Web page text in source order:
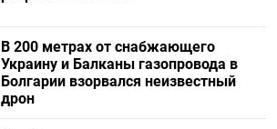
В 200 метрах от снабжающего
Украину и Балканы газопровода в
Болгарии взорвался неизвестный
дрон